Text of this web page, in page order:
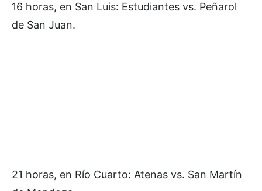
16 horas, en San Luis: Estudiantes vs. Peñarol
de San Juan.
21 horas, en Río Cuarto: Atenas vs. San Martín